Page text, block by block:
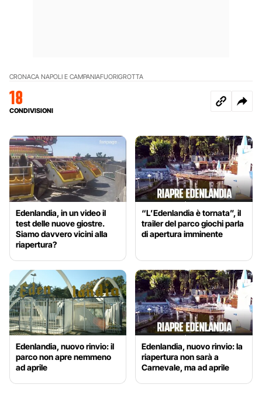
CRONACA NAPOLI E CAMPANIAFUORIGROTTA
18
CONDIVISIONI
Edenlandia, in un video il
test delle nuove giostre.
Siamo davvero vicini alla
riapertura?
“L’Edenlandia è tornata”, il
trailer del parco giochi parla
di apertura imminente
Edenlandia, nuovo rinvio: il
parco non apre nemmeno
ad aprile
Edenlandia, nuovo rinvio: la
riapertura non sarà a
Carnevale, ma ad aprile